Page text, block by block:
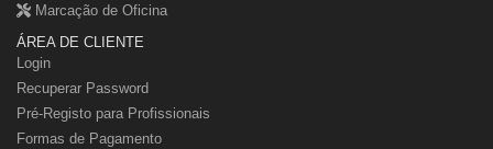
Marcação de Oficina
ÁREA DE CLIENTE
Login
Recuperar Password
Pré-Registo para Profissionais
Formas de Pagamento